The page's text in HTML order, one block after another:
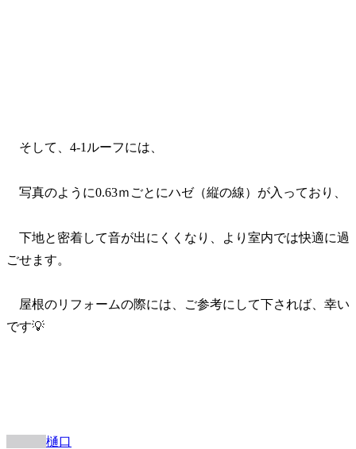
そして、4-1ルーフには、
写真のように0.63ｍごとにハゼ（縦の線）が入っており、
下地と密着して音が出にくくなり、より室内では快適に過
ごせます。
屋根のリフォームの際には、ご参考にして下されば、幸い
です💡
樋口